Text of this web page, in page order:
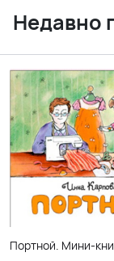
Недавно
Портной. Мини-